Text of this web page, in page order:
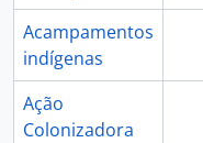
Acampamentos
indígenas
Ação
Colonizadora